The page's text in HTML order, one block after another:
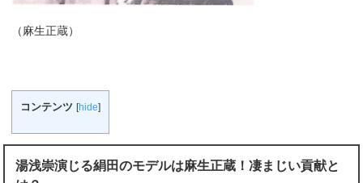
（麻生正蔵）
コンテンツ [hide]
湯浅崇演じる絹田のモデルは麻生正蔵！凄まじい貢献と